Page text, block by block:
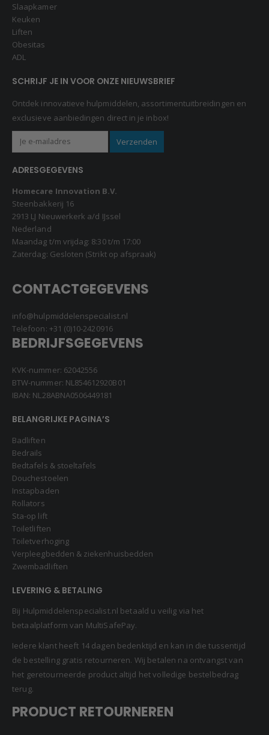
Slaapkamer
Keuken
Liften
Obesitas
ADL
SCHRIJF JE IN VOOR ONZE NIEUWSBRIEF
Ontdek innovatieve hulpmiddelen, assortimentuitbreidingen en
exclusieve aanbiedingen direct in je inbox!
ADRESGEGEVENS
Homecare Innovation B.V.
Steenbakkerij 16
2913 LJ Nieuwerkerk a/d IJssel
Nederland
Maandag t/m vrijdag: 8:30 t/m 17:00
Zaterdag: Gesloten (Strikt op afspraak)
CONTACTGEGEVENS
info@hulpmiddelenspecialist.nl
Telefoon: +31 (0)10-2420916
BEDRIJFSGEGEVENS
KVK-nummer: 62042556
BTW-nummer: NL854612920B01
IBAN: NL28ABNA0506449181
BELANGRIJKE PAGINA’S
Badliften
Bedrails
Bedtafels & stoeltafels
Douchestoelen
Instapbaden
Rollators
Sta-op lift
Toiletliften
Toiletverhoging
Verpleegbedden & ziekenhuisbedden
Zwembadliften
LEVERING & BETALING
Bij Hulpmiddelenspecialist.nl betaald u veilig via het
betaalplatform van MultiSafePay.
Iedere klant heeft 14 dagen bedenktijd en kan in die tussentijd
de bestelling gratis retourneren. Wij betalen na ontvangst van
het geretourneerde product altijd het volledige bestelbedrag
terug.
PRODUCT RETOURNEREN